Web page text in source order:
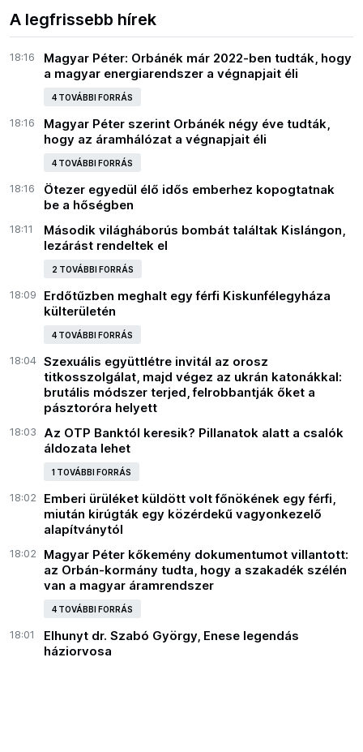
A legfrissebb hírek
18:16
Magyar Péter: Orbánék már 2022-ben tudták, hogy
a magyar energiarendszer a végnapjait éli
4 TOVÁBBI FORRÁS
18:16
Magyar Péter szerint Orbánék négy éve tudták,
hogy az áramhálózat a végnapjait éli
4 TOVÁBBI FORRÁS
18:16
Ötezer egyedül élő idős emberhez kopogtatnak
be a hőségben
18:11
Második világháborús bombát találtak Kislángon,
lezárást rendeltek el
2 TOVÁBBI FORRÁS
18:09
Erdőtűzben meghalt egy férfi Kiskunfélegyháza
külterületén
4 TOVÁBBI FORRÁS
18:04 Szexuális együttlétre invitál az orosz
titkosszolgálat, majd végez az ukrán katonákkal:
brutális módszer terjed, felrobbantják őket a
pásztoróra helyett
18:03
Az OTP Banktól keresik? Pillanatok alatt a csalók
áldozata lehet
1 TOVÁBBI FORRÁS
18:02
Emberi ürüléket küldött volt főnökének egy férfi,
miután kirúgták egy közérdekű vagyonkezelő
alapítványtól
18:02
Magyar Péter kőkemény dokumentumot villantott:
az Orbán-kormány tudta, hogy a szakadék szélén
van a magyar áramrendszer
4 TOVÁBBI FORRÁS
18:01
Elhunyt dr. Szabó György, Enese legendás
háziorvosa